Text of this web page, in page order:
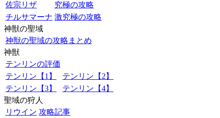
佐宗リザ
究極の攻略
チルサマーナ 激究極の攻略
神獣の聖域
神獣の聖域の攻略まとめ
神獣
テンリンの評価
テンリン【1】
テンリン【2】
テンリン【3】
テンリン【4】
聖域の狩人
リウイン 攻略記事